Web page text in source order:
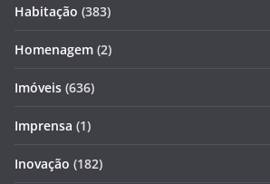
Habitação (383)
Homenagem (2)
Imóveis (636)
Imprensa (1)
Inovação (182)